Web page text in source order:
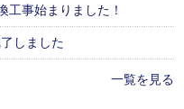
事始まりました！
しました
一覧を見る